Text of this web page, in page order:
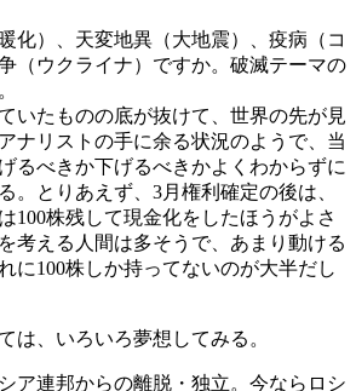
化）、天変地異（大地震）、疫病（コ
（ウクライナ）ですか。破滅テーマの
いたものの底が抜けて、世界の先が見
ナリストの手に余る状況のようで、当
るべきか下げるべきかよくわからずに
。とりあえず、3月権利確定の後は、
100株残して現金化をしたほうがよさ
考える人間は多そうで、あまり動ける
に100株しか持ってないのが大半だし
は、いろいろ夢想してみる。
連邦からの離脱・独立。今ならロシ